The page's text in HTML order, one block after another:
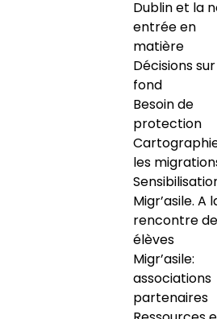
Dublin et la
entrée en
matière
Décisions
fond
Besoin de
protection
les
Migr’asile. A
rencontre
élèves
Migr’asile:
associations
partenaires